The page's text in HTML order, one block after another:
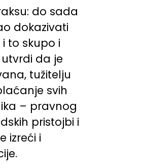
do sada
dokazivati
to skupo i
da je
tužitelju
svih
– pravnog
pristojbi i
izreći i